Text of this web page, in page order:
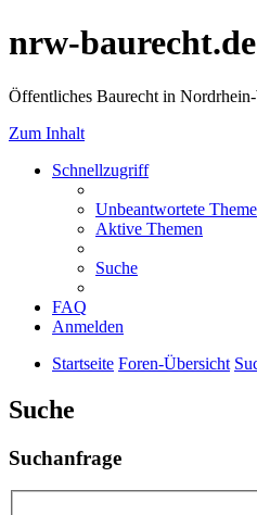
nrw-baurecht.de
Öffentliches Baurecht in Nordrhein-
Zum Inhalt
Schnellzugriff
Unbeantwortete
Aktive Themen
Suche
FAQ
Anmelden
Startseite Foren-Übersicht
Suche
Suchanfrage